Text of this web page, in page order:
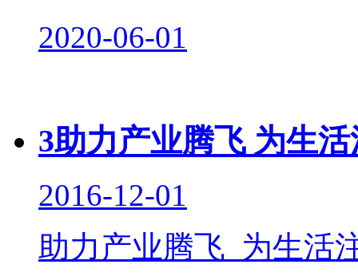
2020-06-01
3助力产业腾飞 为生
2016-12-01
助力产业腾飞 为生活